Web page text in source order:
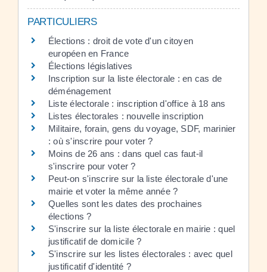
PARTICULIERS
Élections : droit de vote d'un citoyen
européen en France
Élections législatives
Inscription sur la liste électorale : en cas de
déménagement
Liste électorale : inscription d'office à 18 ans
Listes électorales : nouvelle inscription
Militaire, forain, gens du voyage, SDF, marinier
: où s'inscrire pour voter ?
Moins de 26 ans : dans quel cas faut-il
s'inscrire pour voter ?
Peut-on s'inscrire sur la liste électorale d'une
mairie et voter la même année ?
Quelles sont les dates des prochaines
élections ?
S'inscrire sur la liste électorale en mairie : quel
justificatif de domicile ?
S'inscrire sur les listes électorales : avec quel
justificatif d'identité ?